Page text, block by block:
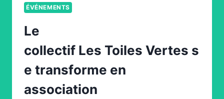
ÉVÉNEMENTS
Le
collectif Les Toiles Vertes s
e transforme en
association